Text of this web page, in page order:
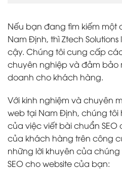
Nếu bạn đang tìm kiếm một
Nam Định, thì Ztech
cậy. Chúng tôi cung cấp
chuyên nghiệp và đảm bảo
doanh cho khách hàng.
Với kinh nghiệm và chuyên
web tại Nam Định, chúng tôi
của việc viết bài chuẩn SEO
của khách hàng trên công
những lời khuyên của
SEO cho website của bạn: